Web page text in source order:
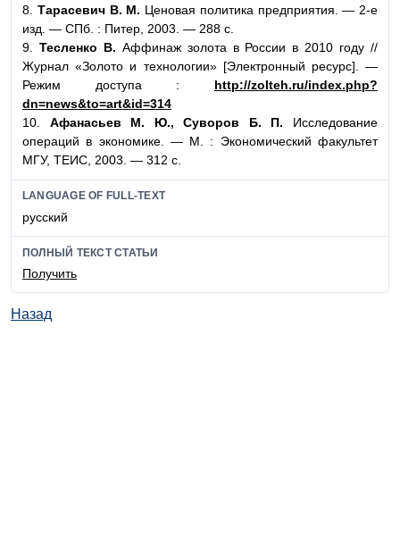
8. Тарасевич В. М. Ценовая политика предприятия. — 2-e
изд. — СПб. : Питер, 2003. — 288 с.
9. Тесленко В. Аффинаж золота в России в 2010 году //
Журнал «Золото и технологии» [Электронный ресурс]. —
Режим доступа : http://zolteh.ru/index.php?
dn=news&to=art&id=314
10. Афанасьев М. Ю., Суворов Б. П. Исследование
операций в экономике. — М. : Экономический факультет
МГУ, ТЕИС, 2003. — 312 с.
LANGUAGE OF FULL-TEXT
русский
ПОЛНЫЙ ТЕКСТ СТАТЬИ
Получить
Назад